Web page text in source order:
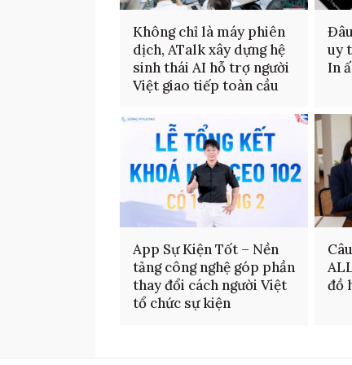
Không chỉ là máy phiên
dịch, ATalk xây dựng hệ
sinh thái AI hỗ trợ người
Việt giao tiếp toàn cầu
uy
In
App Sự Kiện Tốt – Nền
tảng công nghệ góp phần
thay đổi cách người Việt
tổ chức sự kiện
đồ